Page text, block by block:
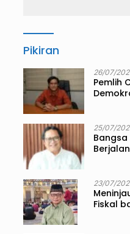
Pikiran
26/07/
Pemlih
25/07/
Bangsa
23/07/
Fiskal